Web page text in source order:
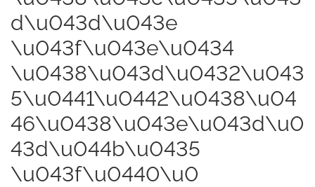
d\u043d\u043e
\u043f\u043e\u0434
\u0438\u043d\u0432\u043
5\u0441\u0442\u0438\u04
46\u0438\u043e\u043d\u0
43d\u044b\u0435
\u043f\u0440\u0